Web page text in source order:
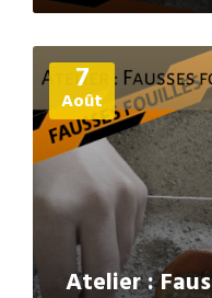
7
Août
Atelier :
Plus
d'informations